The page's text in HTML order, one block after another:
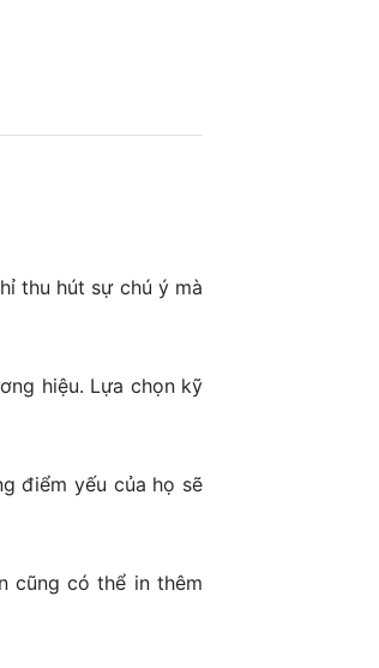
thu hút sự chú ý mà
hiệu. Lựa chọn kỹ
điểm yếu của họ sẽ
cũng có thể in thêm